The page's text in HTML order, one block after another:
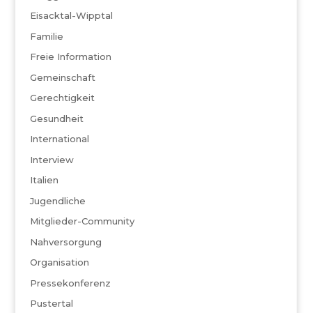
Eisacktal-Wipptal
Familie
Freie Information
Gemeinschaft
Gerechtigkeit
Gesundheit
International
Interview
Italien
Jugendliche
Mitglieder-Community
Nahversorgung
Organisation
Pressekonferenz
Pustertal